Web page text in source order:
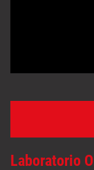
Laboratorio